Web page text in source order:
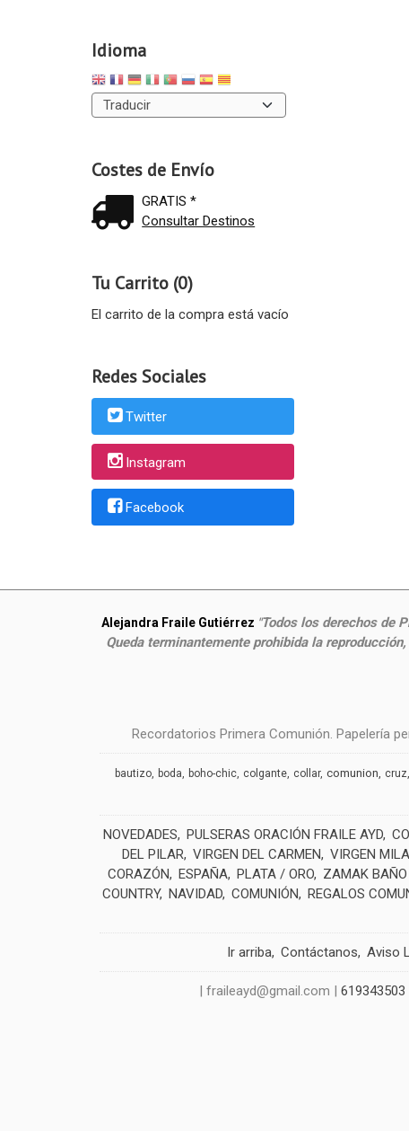
Idioma
Costes de Envío
GRATIS *
Consultar Destinos
Tu Carrito (0)
El carrito de la compra está vacío
Redes Sociales
Twitter
Instagram
Facebook
Alejandra Fraile Gutiérrez "Todos los derechos de
Queda terminantemente prohibida la
Recordatorios Primera Comunión. Papelería
bautizo boda boho-chic colgante collar comunion cruz
NOVEDADES PULSERAS ORACIÓN FRAILE AYD
DEL PILAR VIRGEN DEL CARMEN VIRGEN
CORAZÓN
ESPAÑA PLATA / ORO ZAMAK
COUNTRY NAVIDAD COMUNIÓN REGALOS
Ir arriba Contáctanos Aviso
| fraileayd@gmail.com |619343503